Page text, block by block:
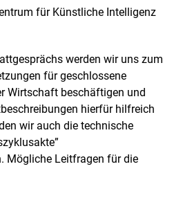
für Künstliche Intelligenz
werden wir uns zum
für geschlossene
Wirtschaft beschäftigen und
hierfür hilfreich
wir auch die technische
Mögliche Leitfragen für die